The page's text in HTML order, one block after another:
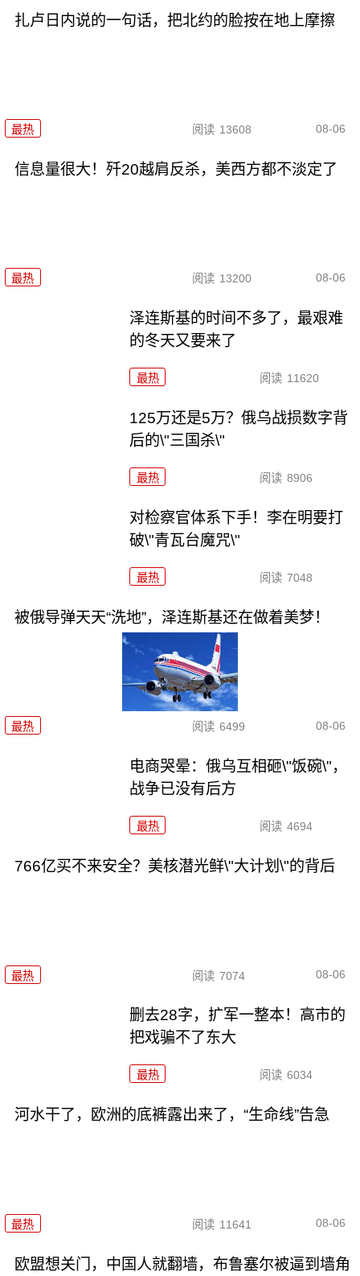
扎卢日内说的一句话，把北约的脸按在地上摩擦
最热 阅读 13608 08-06
信息量很大！歼20越肩反杀，美西方都不淡定了
最热 阅读 13200 08-06
泽连斯基的时间不多了，最艰难
的冬天又要来了
最热 阅读 11620
125万还是5万？俄乌战损数字背
后的\"三国杀\"
最热 阅读 8906
对检察官体系下手！李在明要打
破\"青瓦台魔咒\"
最热 阅读 7048
被俄导弹天天“洗地”，泽连斯基还在做着美梦！
最热 阅读 6499 08-06
电商哭晕：俄乌互相砸\"饭碗\"，
战争已没有后方
最热 阅读 4694
766亿买不来安全？美核潜光鲜\"大计划\"的背后
最热 阅读 7074 08-06
删去28字，扩军一整本！高市的
把戏骗不了东大
最热 阅读 6034
河水干了，欧洲的底裤露出来了，“生命线”告急
最热 阅读 11641 08-06
欧盟想关门，中国人就翻墙，布鲁塞尔被逼到墙角